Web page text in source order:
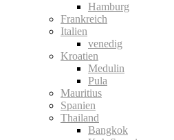
Hamburg
Frankreich
Italien
venedig
Kroatien
Medulin
Pula
Mauritius
Spanien
Thailand
Bangkok